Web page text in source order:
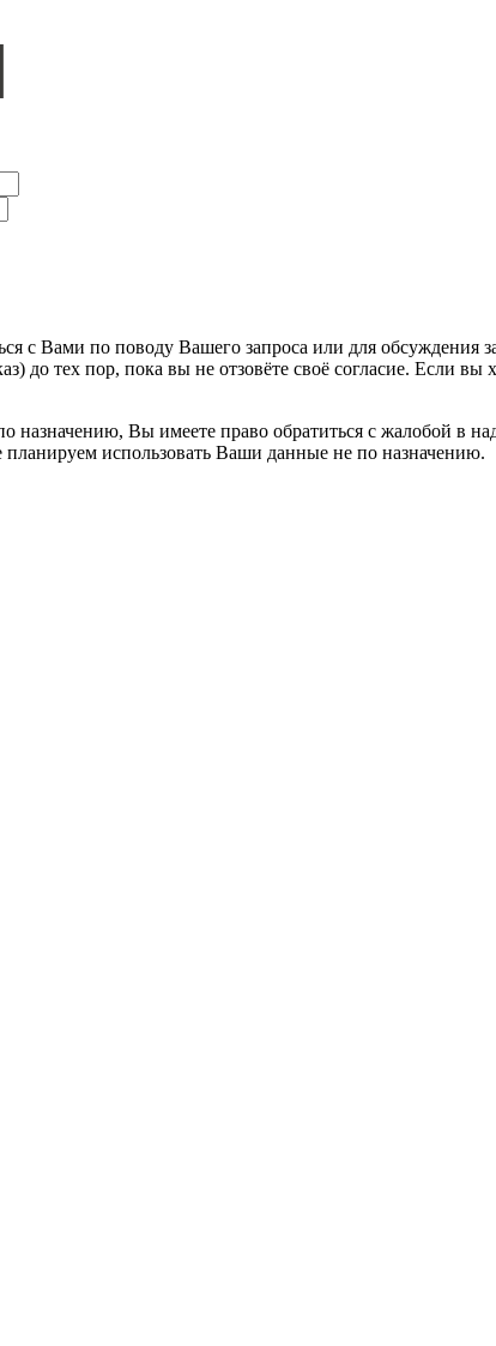
с Вами по поводу Вашего запроса или для обсуждения
до тех пор, пока вы не отзовёте своё согласие. Если
Вы имеете право обратиться с жалобой в
использовать Ваши данные не по назначению.